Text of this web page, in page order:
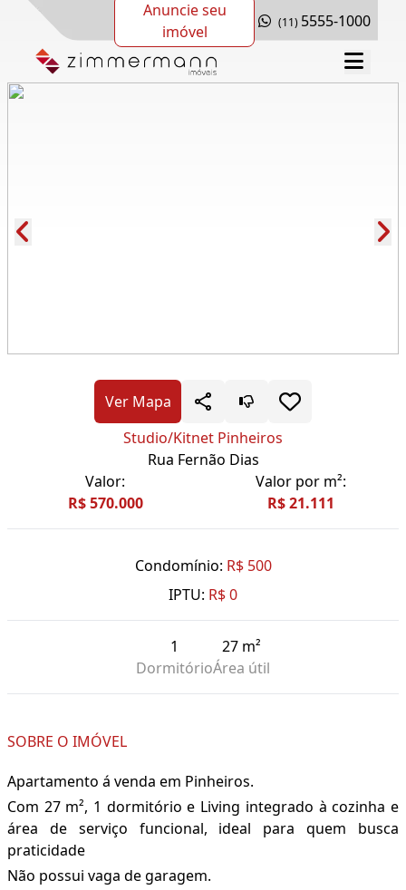
Anuncie seu
imóvel
(11) 5555-1000
Ver Mapa
Studio/Kitnet Pinheiros
Rua Fernão Dias
Valor:
R$ 570.000
Valor por m²:
R$ 21.111
Condomínio: R$ 500
IPTU: R$ 0
1
Dormitório
27 m²
Área útil
SOBRE O IMÓVEL
Apartamento á venda em Pinheiros.
Com 27 m², 1 dormitório e Living integrado à cozinha e
área de serviço funcional, ideal para quem busca
praticidade
Não possui vaga de garagem.